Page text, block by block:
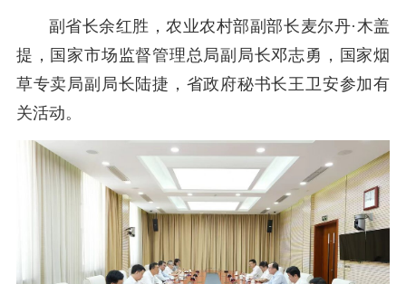
副省长余红胜，农业农村部副部长麦尔丹·木盖
提，国家市场监督管理总局副局长邓志勇，国家烟
草专卖局副局长陆捷，省政府秘书长王卫安参加有
关活动。